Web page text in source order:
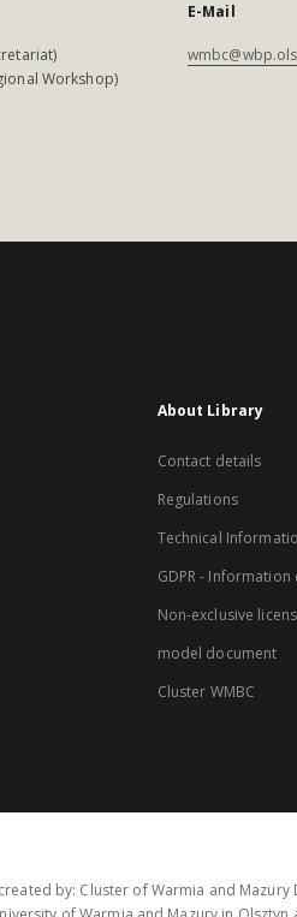
Workshop)
E-Mail
About Library
Contact details
Regulations
Technical
GDPR - Information
Non-exclusive
model document
Cluster WMBC
by: Cluster of Warmia and Mazury